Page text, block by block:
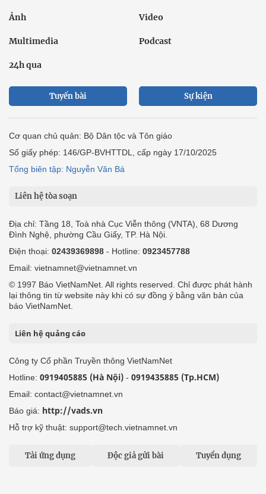
Ảnh Video
Multimedia Podcast
24h qua
Tuyến bài Sự kiện
Cơ quan chủ quản: Bộ Dân tộc và Tôn giáo
Số giấy phép: 146/GP-BVHTTDL, cấp ngày 17/10/2025
Tổng biên tập: Nguyễn Văn Bá
Liên hệ tòa soạn
Địa chỉ: Tầng 18, Toà nhà Cục Viễn thông (VNTA), 68 Dương
Đình Nghệ, phường Cầu Giấy, TP. Hà Nội.
Điện thoại: 02439369898 - Hotline: 0923457788
Email: vietnamnet@vietnamnet.vn
© 1997 Báo VietNamNet. All rights reserved. Chỉ được phát hành
lại thông tin từ website này khi có sự đồng ý bằng văn bản của
báo VietNamNet.
Liên hệ quảng cáo
Công ty Cổ phần Truyền thông VietNamNet
Hotline: 0919405885 (Hà Nội) - 0919435885 (Tp.HCM)
Email: contact@vietnamnet.vn
Báo giá: http://vads.vn
Hỗ trợ kỹ thuật: support@tech.vietnamnet.vn
Tải ứng dụng Độc giả gửi bài Tuyển dụng